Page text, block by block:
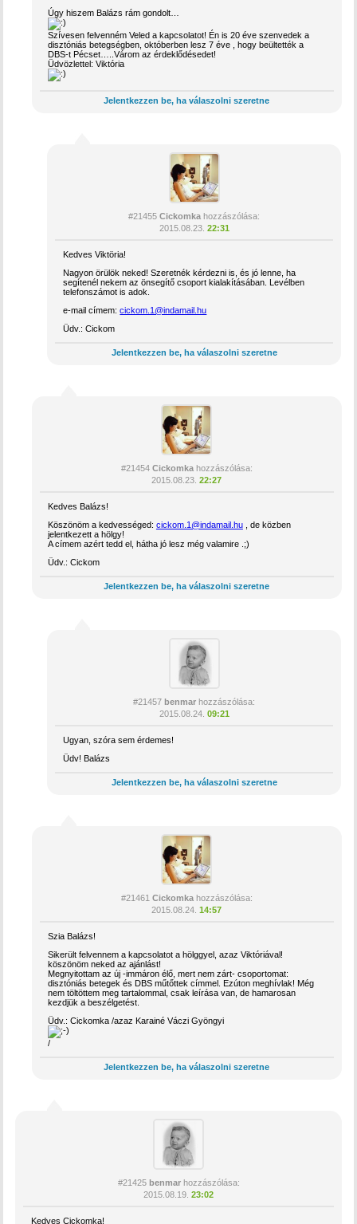
Úgy hiszem Balázs rám gondolt…
Szívesen felvenném Veled a kapcsolatot! Én is 20 éve szenvedek a
disztóniás betegségben, októberben lesz 7 éve , hogy beültették a
DBS-t Pécset…..Várom az érdeklődésedet!
Üdvözlettel: Viktória
Jelentkezzen be, ha válaszolni szeretne
#21455Cickomka hozzászólása:
2015.08.23. 22:31
Kedves Viktöria!
Nagyon örülök neked! Szeretnék kérdezni is, és jó lenne, ha
segítenél nekem az önsegítő csoport kialakításában. Levélben
telefonszámot is adok.
e-mail címem:cickom.1@indamail.hu
Üdv.: Cickom
Jelentkezzen be, ha válaszolni szeretne
#21454 Cickomkahozzászólása:
2015.08.23. 22:27
Kedves Balázs!
Köszönöm a kedvességed: cickom.1@indamail.hu, de közben
jelentkezett a hölgy!
A címem azért tedd el, hátha jó lesz még valamire .;)
Üdv.: Cickom
Jelentkezzen be, ha válaszolni szeretne
#21457benmar hozzászólása:
2015.08.24. 09:21
Ugyan, szóra sem érdemes!
Üdv! Balázs
Jelentkezzen be, ha válaszolni szeretne
#21461 Cickomkahozzászólása:
2015.08.24. 14:57
Szia Balázs!
Sikerült felvennem a kapcsolatot a hölggyel, azaz Viktóriával!
köszönöm neked az ajánlást!
Megnyitottam az új -immáron élő, mert nem zárt- csoportomat:
disztóniás betegek és DBS műtőttek címmel. Ezúton meghívlak! Még
nem töltöttem meg tartalommal, csak leírása van, de hamarosan
kezdjük a beszélgetést.
Üdv.: Cickomka /azaz Karainé Váczi Gyöngyi
/
Jelentkezzen be, ha válaszolni szeretne
#21425 benmarhozzászólása:
2015.08.19. 23:02
Kedves Cickomka!